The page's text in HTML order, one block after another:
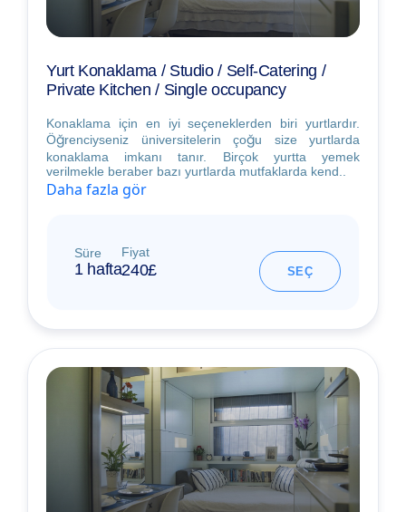
Yurt Konaklama / Studio / Self-Catering /
Private Kitchen / Single occupancy
Konaklama için en iyi seçeneklerden biri yurtlardır.
Öğrenciyseniz üniversitelerin çoğu size yurtlarda
konaklama imkanı tanır. Birçok yurtta yemek
verilmekle beraber bazı yurtlarda mutfaklarda kend..
Daha fazla gör
Süre
1 hafta
Fiyat
240£ SEÇ